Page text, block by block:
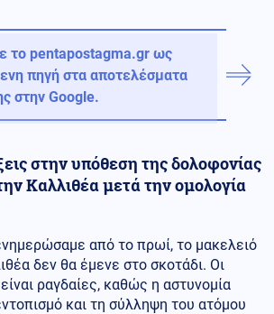
το pentapostagma.gr ως
πηγή στα αποτελέσματα
στην Google.
στην υπόθεση της δολοφονίας
Καλλιθέα μετά την ομολογία
από το πρωί, το μακελειό
δεν θα έμενε στο σκοτάδι. Οι
ραγδαίες, καθώς η αστυνομία
και τη σύλληψη του ατόμου